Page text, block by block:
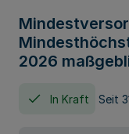
2026
In Kraft Seit